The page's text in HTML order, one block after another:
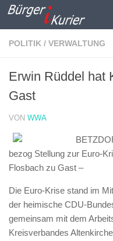
Zum Inhalt springen
POLITIK / VERWALTUNG
Erwin Rüddel hat
Gast
VON WWA
bezog Stellung zur Euro-
Flosbach zu Gast –
Die Euro-Krise stand im
der heimische CDU-
gemeinsam mit dem
Kreisverbandes